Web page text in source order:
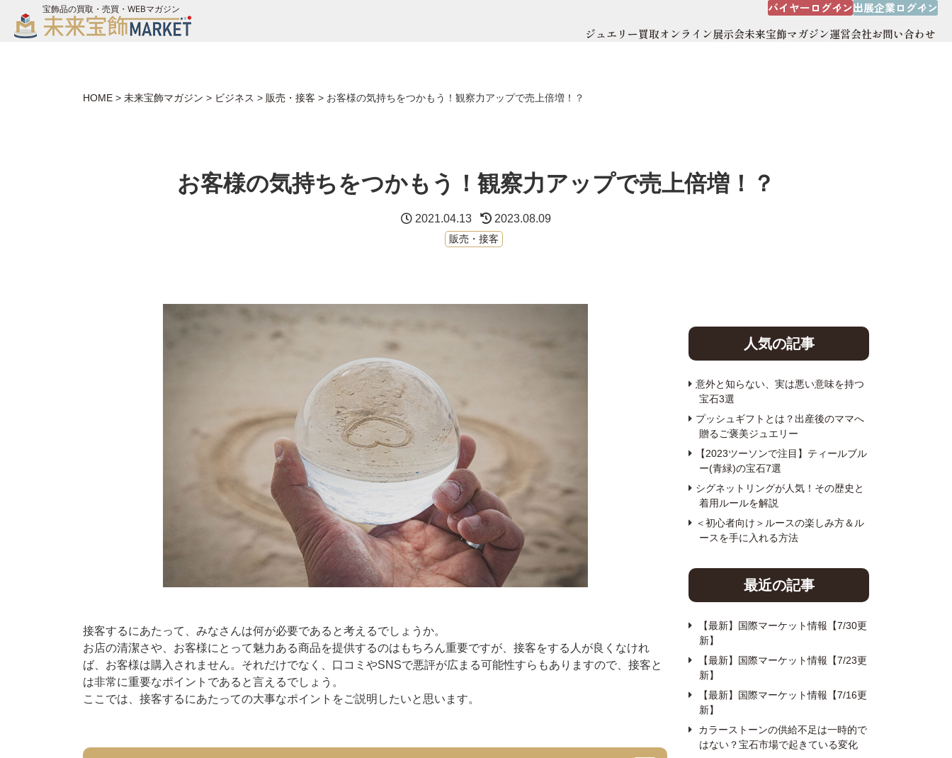
宝飾品の買取・売買・WEBマガジン バイヤーログイン出展企業ログイン
ジュエリー買取オンライン展示会未来宝飾マガジン運営会社お問い合わせ
お問い合わせ
HOME > 未来宝飾マガジン > ビジネス > 販売・接客 > お客様の気持ちをつかもう！観察力アップで売上倍増！？
お客様の気持ちをつかもう！観察力アップで売上倍増！？
2021.04.13 2023.08.09
販売・接客
接客するにあたって、みなさんは何が必要であると考えるでしょうか。
お店の清潔さや、お客様にとって魅力ある商品を提供するのはもちろん重要ですが、接客をする人が良くなけれ
ば、お客様は購入されません。それだけでなく、口コミやSNSで悪評が広まる可能性すらもありますので、接客と
は非常に重要なポイントであると言えるでしょう。
ここでは、接客するにあたっての大事なポイントをご説明したいと思います。
人気の記事
意外と知らない、実は悪い意味を持つ
宝石3選
プッシュギフトとは？出産後のママへ
贈るご褒美ジュエリー
【2023ツーソンで注目】ティールブル
ー(青緑)の宝石7選
シグネットリングが人気！その歴史と
着用ルールを解説
＜初心者向け＞ルースの楽しみ方＆ル
ースを手に入れる方法
最近の記事
【最新】国際マーケット情報【7/30更
新】
【最新】国際マーケット情報【7/23更
新】
【最新】国際マーケット情報【7/16更
新】
カラーストーンの供給不足は一時的で
はない？宝石市場で起きている変化